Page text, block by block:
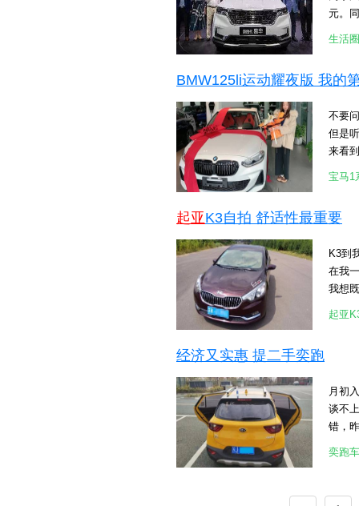
进来
被说
元。
台、
大成
的脚
国际
进化
面，
稳定
方面
辅助
对话
潮的
风采
同样
包含
生活圈
BMW125li运动耀夜版 我的
不要
但是
来看
宝马1
起亚K3自拍 舒适性最重要
K3到
在我
我想
现在
起亚
经济又实惠 提二手奕跑
月初
谈不
错，
开电
奕跑